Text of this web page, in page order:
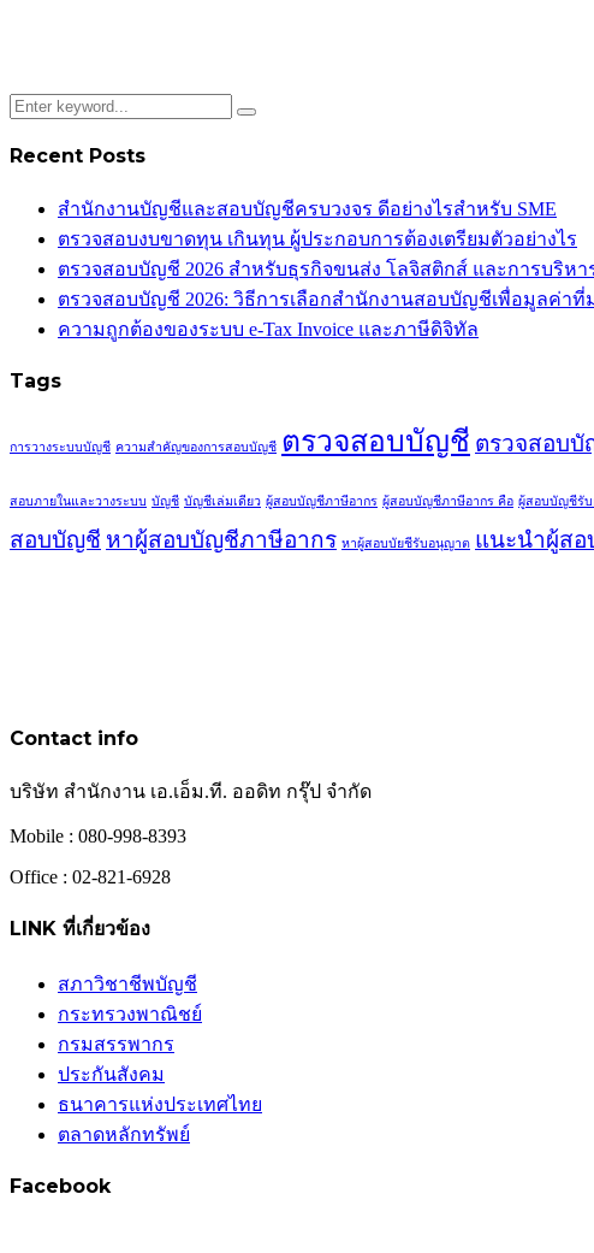
Recent Posts
สำนักงานบัญชีและสอบบัญชีครบวงจร ดีอย่างไรสำหรับ SME
ตรวจสอบงบขาดทุน เกินทุน ผู้ประกอบการต้องเตรียมตัวอย่างไร
ตรวจสอบบัญชี 2026 สำหรับธุรกิจขนส่ง โลจิสติกส์ และการบริห
ตรวจสอบบัญชี 2026: วิธีการเลือกสำนักงานสอบบัญชีเพื่อมูลค่าที่ม
ความถูกต้องของระบบ e-Tax Invoice และภาษีดิจิทัล
Tags
การวางระบบบัญชี ความสำคัญของการสอบบัญชี ตรวจสอบบัญชี ตรวจสอบบั
สอบภายในและวางระบบ บัญชี บัญชีเล่มเดียว ผู้สอบบัญชีภาษีอากร ผู้สอบบัญชีภาษีอากร คือ ผู้สอบบัญชีรั
สอบบัญชี หาผู้สอบบัญชีภาษีอากร หาผู้สอบบัยชีรับอนุญาต แนะนำผู้ส
Contact info
บริษัท สำนักงาน เอ.เอ็ม.ที. ออดิท กรุ๊ป จำกัด
Mobile : 080-998-8393
Office : 02-821-6928
LINK ที่เกี่ยวข้อง
สภาวิชาชีพบัญชี
กระทรวงพาณิชย์
กรมสรรพากร
ประกันสังคม
ธนาคารแห่งประเทศไทย
ตลาดหลักทรัพย์
Facebook